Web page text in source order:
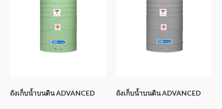
ถังเก็บน้ำบนดิน ADVANCED ถังเก็บน้ำบนดิน ADVANCED